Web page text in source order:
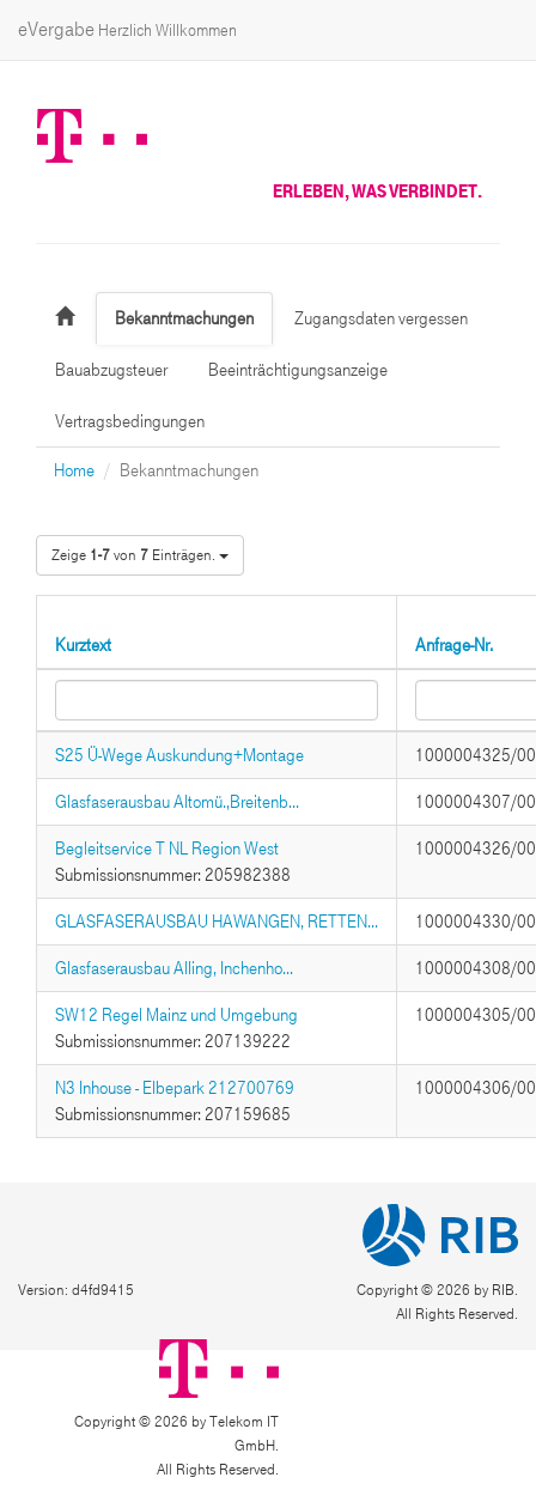
eVergabe Herzlich Willkommen
ERLEBEN, WAS VERBINDET.
Bekanntmachungen Zugangsdaten vergessen
Bauabzugsteuer Beeinträchtigungsanzeige
Vertragsbedingungen
Home Bekanntmachungen
Zeige 1-7von 7 Einträgen.
Kurztext Anfrage-Nr.
S25 Ü-Wege Auskundung+Montage 1000004325/
Glasfaserausbau Altomü.,Breitenb... 1000004307/
Begleitservice T NL Region West
Submissionsnummer: 205982388
1000004326/
GLASFASERAUSBAU HAWANGEN, RETTEN... 1000004330/
Glasfaserausbau Alling, Inchenho... 1000004308/
SW12 Regel Mainz und Umgebung
Submissionsnummer: 207139222
1000004305/
N3 Inhouse - Elbepark 212700769
Submissionsnummer: 207159685
1000004306/
Version: d4fd9415
Copyright © 2026 by RIB.
All Rights Reserved.
Copyright © 2026 by Telekom IT
GmbH.
All Rights Reserved.